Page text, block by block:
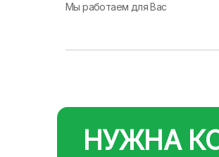
Мы работаем для Вас
НУЖНА